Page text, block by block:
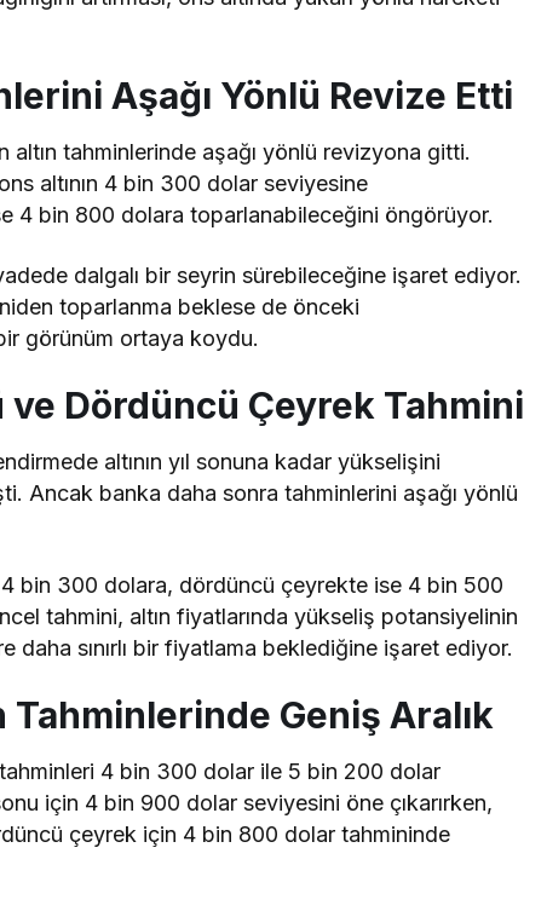
Aşağı Yönlü Revize Etti
altın tahminlerinde aşağı yönlü revizyona gitti.
altının 4 bin 300 dolar seviyesine
4 bin 800 dolara toparlanabileceğini öngörüyor.
dalgalı bir seyrin sürebileceğine işaret ediyor.
toparlanma beklese de önceki
görünüm ortaya koydu.
ve Dördüncü Çeyrek Tahmini
altının yıl sonuna kadar yükselişini
Ancak banka daha sonra tahminlerini aşağı yönlü
bin 300 dolara, dördüncü çeyrekte ise 4 bin 500
tahmini, altın fiyatlarında yükseliş potansiyelinin
sınırlı bir fiyatlama beklediğine işaret ediyor.
Tahminlerinde Geniş Aralık
4 bin 300 dolar ile 5 bin 200 dolar
için 4 bin 900 dolar seviyesini öne çıkarırken,
çeyrek için 4 bin 800 dolar tahmininde